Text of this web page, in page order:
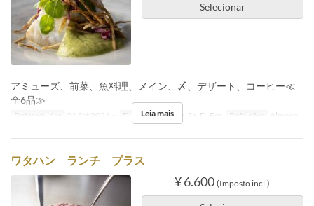
Selecionar
アミューズ、前菜、魚料理、メイン、〆、デザート、コーヒー≪
全6品≫
Datas válidas 01 Set 2024 ~ Dias Sg, T, Qi, Sx, Sa, D, Fer Refeições Almoço
Leia mais
ワタハン ランチ プラス
¥ 6.600 (Imposto incl.)